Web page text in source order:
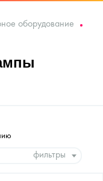
оборудование
фильтры